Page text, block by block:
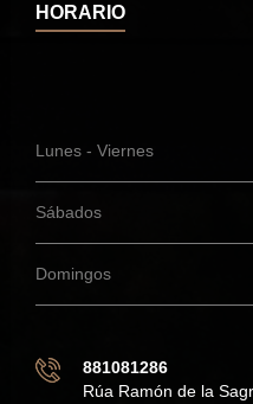
HORARIO
Lunes - Viernes
Sábados
Domingos
881081286
Rúa Ramón de la